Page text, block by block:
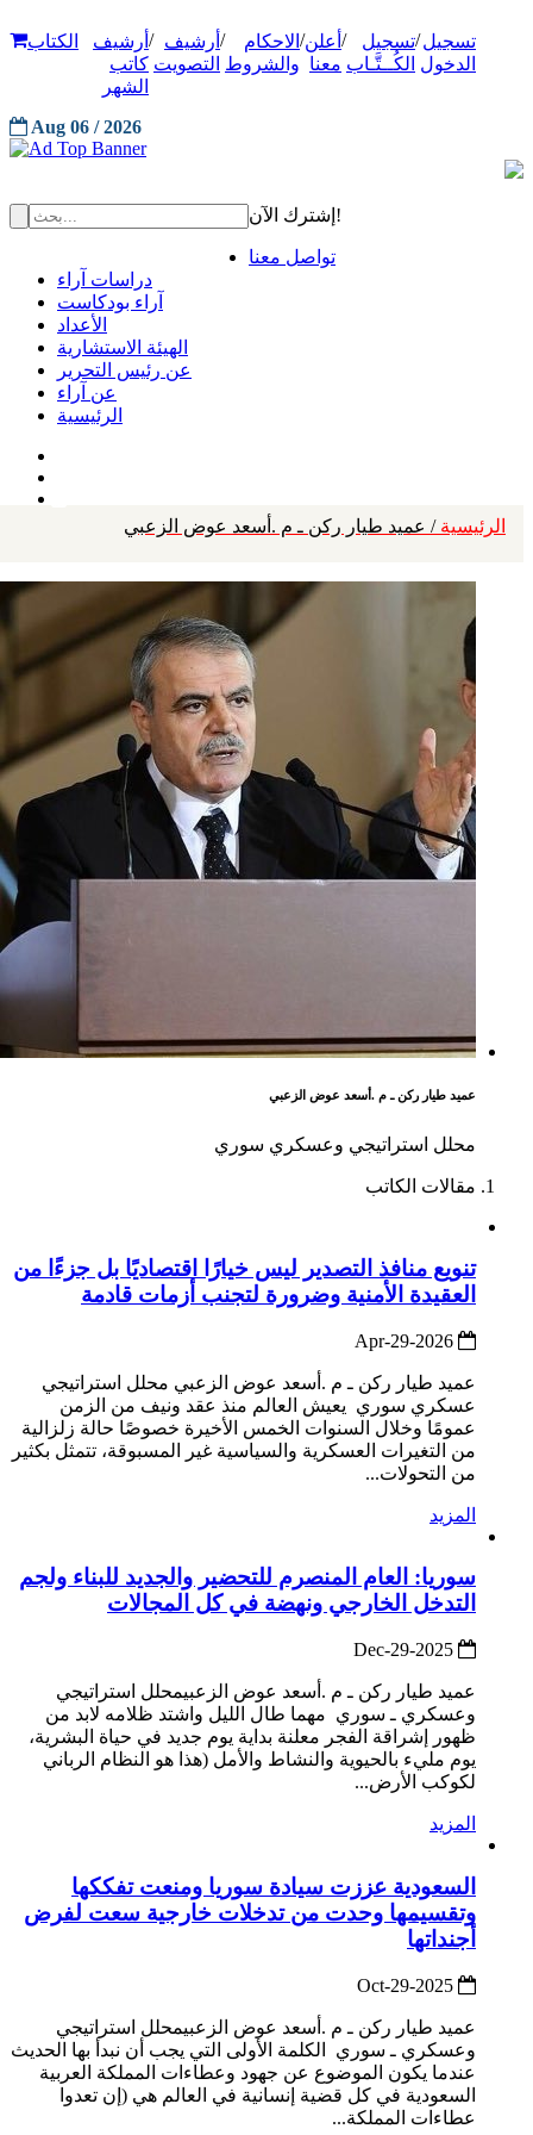
تسجيل
الدخول
/تسجيل
الكُــتَّـاب
/ أعلن
معنا
/ الاحكام
والشروط
/ أرشيف
التصويت
/ أرشيف
كاتب
الشهر
الكتاب
Aug 06 / 2026
إشترك الآن!
تواصل معنا
دراسات آراء
آراء بودكاست
الأعداد
الهيئة الاستشارية
عن رئيس التحرير
عن آراء
الرئيسية
الرئيسية / عميد طيار ركن ـ م .أسعد عوض الزعبي
عميد طيار ركن ـ م .أسعد عوض الزعبي
محلل استراتيجي وعسكري سوري
مقالات الكاتب
تنويع منافذ التصدير ليس خيارًا اقتصاديًا بل جزءًا من
العقيدة الأمنية وضرورة لتجنب أزمات قادمة
عميد طيار ركن ـ م .أسعد عوض الزعبي محلل استراتيجي
عسكري سوري يعيش العالم منذ عقد ونيف من الزمن
عمومًا وخلال السنوات الخمس الأخيرة خصوصًا حالة زلزالية
من التغيرات العسكرية والسياسية غير المسبوقة، تتمثل بكثير
من التحولات...
المزيد
سوريا: العام المنصرم للتحضير والجديد للبناء ولجم
التدخل الخارجي ونهضة في كل المجالات
عميد طيار ركن ـ م .أسعد عوض الزعبيمحلل استراتيجي
وعسكري ـ سوري مهما طال الليل واشتد ظلامه لابد من
ظهور إشراقة الفجر معلنة بداية يوم جديد في حياة البشرية،
يوم مليء بالحيوية والنشاط والأمل (هذا هو النظام الرباني
لكوكب الأرض...
المزيد
السعودية عززت سيادة سوريا ومنعت تفككها
وتقسيمها وحدت من تدخلات خارجية سعت لفرض
أجنداتها
عميد طيار ركن ـ م .أسعد عوض الزعبيمحلل استراتيجي
وعسكري ـ سوري الكلمة الأولى التي يجب أن نبدأ بها الحديث
عندما يكون الموضوع عن جهود وعطاءات المملكة العربية
السعودية في كل قضية إنسانية في العالم هي (إن تعدوا
عطاءات المملكة...